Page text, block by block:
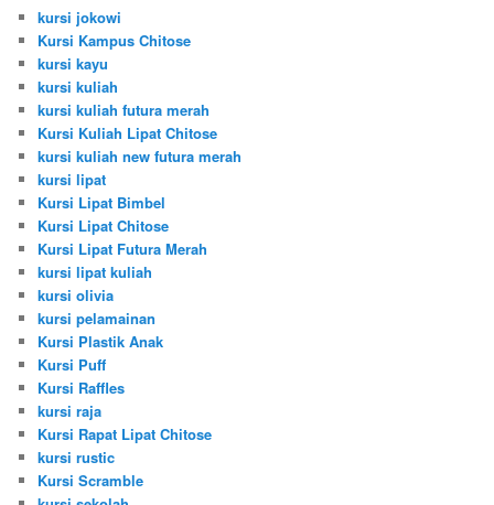
kursi jokowi
Kursi Kampus Chitose
kursi kayu
kursi kuliah
kursi kuliah futura merah
Kursi Kuliah Lipat Chitose
kursi kuliah new futura merah
kursi lipat
Kursi Lipat Bimbel
Kursi Lipat Chitose
Kursi Lipat Futura Merah
kursi lipat kuliah
kursi olivia
kursi pelamainan
Kursi Plastik Anak
Kursi Puff
Kursi Raffles
kursi raja
Kursi Rapat Lipat Chitose
kursi rustic
Kursi Scramble